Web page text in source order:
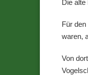
Die
Für
waren,
Von